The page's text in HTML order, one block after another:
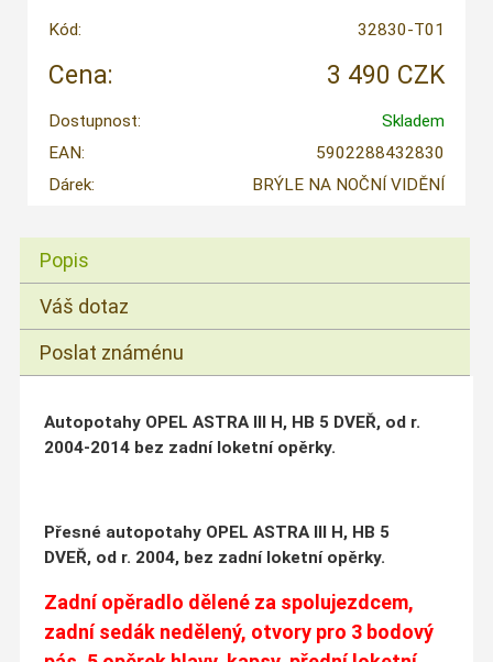
Kód: 32830-T01
Cena: 3 490 CZK
Dostupnost:
Skladem
EAN:
5902288432830
Dárek:
BRÝLE NA NOČNÍ VIDĚNÍ
Popis
Váš dotaz
Poslat známénu
Autopotahy OPEL ASTRA III H, HB 5 DVEŘ, od r.
2004-2014 bez zadní loketní opěrky.
Přesné autopotahy OPEL ASTRA III H, HB 5
DVEŘ, od r. 2004, bez zadní loketní opěrky.
Zadní opěradlo dělené za spolujezdcem,
zadní sedák nedělený, otvory pro 3 bodový